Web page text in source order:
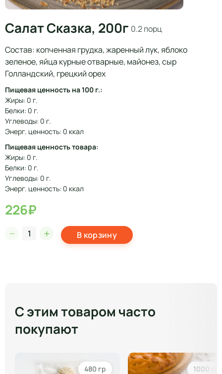
Салат Сказка, 200г 0.2 порц
Состав: копченная грудка, жаренный лук, яблоко
зеленое, яйца курные отварные, майонез, сыр
Голландский, грецкий орех
Пищевая ценность на 100 г.:
Жиры: 0 г.
Белки: 0 г.
Углеводы: 0 г.
Энерг. ценность: 0 ккал
Пищевая ценность товара:
Жиры: 0 г.
Белки: 0 г.
Углеводы: 0 г.
Энерг. ценность: 0 ккал
226₽
В корзину
С этим товаром часто
покупают
480 гр 1000 гр